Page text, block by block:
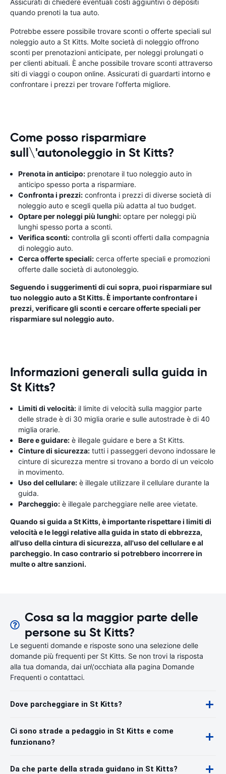
Assicurati di chiedere eventuali costi aggiuntivi o depositi
quando prenoti la tua auto.
Potrebbe essere possibile trovare sconti o offerte speciali sul
noleggio auto a St Kitts. Molte società di noleggio offrono
sconti per prenotazioni anticipate, per noleggi prolungati o
per clienti abituali. È anche possibile trovare sconti attraverso
siti di viaggi o coupon online. Assicurati di guardarti intorno e
confrontare i prezzi per trovare l'offerta migliore.
Come posso risparmiare
sull\'autonoleggio in St Kitts?
Prenota in anticipo: prenotare il tuo noleggio auto in
anticipo spesso porta a risparmiare.
Confronta i prezzi: confronta i prezzi di diverse società di
noleggio auto e scegli quella più adatta al tuo budget.
Optare per noleggi più lunghi: optare per noleggi più
lunghi spesso porta a sconti.
Verifica sconti: controlla gli sconti offerti dalla compagnia
di noleggio auto.
Cerca offerte speciali: cerca offerte speciali e promozioni
offerte dalle società di autonoleggio.
Seguendo i suggerimenti di cui sopra, puoi risparmiare sul
tuo noleggio auto a St Kitts. È importante confrontare i
prezzi, verificare gli sconti e cercare offerte speciali per
risparmiare sul noleggio auto.
Informazioni generali sulla guida in
St Kitts?
Limiti di velocità: il limite di velocità sulla maggior parte
delle strade è di 30 miglia orarie e sulle autostrade è di 40
miglia orarie.
Bere e guidare: è illegale guidare e bere a St Kitts.
Cinture di sicurezza: tutti i passeggeri devono indossare le
cinture di sicurezza mentre si trovano a bordo di un veicolo
in movimento.
Uso del cellulare: è illegale utilizzare il cellulare durante la
guida.
Parcheggio: è illegale parcheggiare nelle aree vietate.
Quando si guida a St Kitts, è importante rispettare i limiti di
velocità e le leggi relative alla guida in stato di ebbrezza,
all'uso della cintura di sicurezza, all'uso del cellulare e al
parcheggio. In caso contrario si potrebbero incorrere in
multe o altre sanzioni.
Cosa sa la maggior parte delle
persone su St Kitts?
Le seguenti domande e risposte sono una selezione delle
domande più frequenti per St Kitts. Se non trovi la risposta
alla tua domanda, dai un\'occhiata alla pagina Domande
Frequenti o contattaci.
Dove parcheggiare in St Kitts?
Ci sono strade a pedaggio in St Kitts e come
funzionano?
Da che parte della strada guidano in St Kitts?